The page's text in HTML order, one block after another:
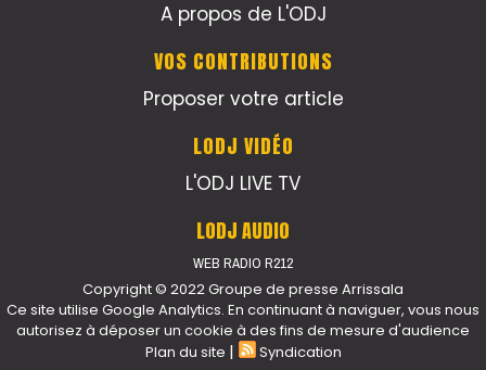
A propos de L'ODJ
VOS CONTRIBUTIONS
Proposer votre article
LODJ VIDÉO
L'ODJ LIVE TV
LODJ AUDIO
WEB RADIO R212
Copyright © 2022 Groupe de presse Arrissala
Ce site utilise Google Analytics. En continuant à naviguer, vous nous
autorisez à déposer un cookie à des fins de mesure d'audience
Plan du site | Syndication